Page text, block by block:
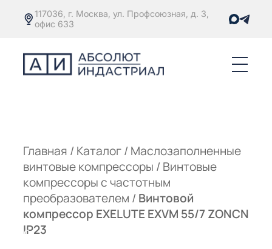
117036, г. Москва, ул. Профсоюзная, д. 3,
офис 633
Главная / Каталог/ Маслозаполненные
винтовые компрессоры / Винтовые
компрессоры с частотным
преобразователем / Винтовой
компрессор EXELUTE EXVM 55/7 ZONCN
IP23
С